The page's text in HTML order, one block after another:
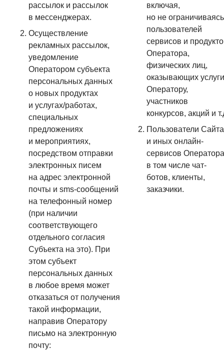
рассылок и рассылок
в мессенджерах.
Осуществление
рекламных рассылок,
уведомление
Оператором субъекта
персональных данных
о новых продуктах
и услугах/работах,
специальных
предложениях
и мероприятиях,
посредством отправки
электронных писем
на адрес электронной
почты и sms-сообщений
на телефонный номер
(при наличии
соответствующего
отдельного согласия
Субъекта на это). При
этом субъект
персональных данных
в любое время может
отказаться от получения
такой информации,
направив Оператору
письмо на электронную
почту:
включая,
но не
пользователей
сервисов и
Оператора,
физических лиц,
оказывающих услуги
Оператору,
участников
конкурсов, акций и
Пользователи Сайта
и иных онлайн-
сервисов
в том числе чат-
ботов, клиенты,
заказчики.